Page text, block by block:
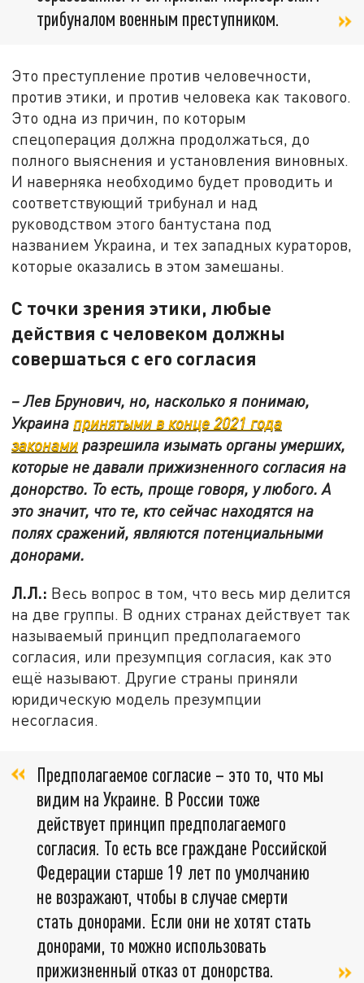
трибуналом военным преступником.
Это преступление против человечности,
против этики, и против человека как такового.
Это одна из причин, по которым
спецоперация должна продолжаться, до
полного выяснения и установления виновных.
И наверняка необходимо будет проводить и
соответствующий трибунал и над
руководством этого бантустана под
названием Украина, и тех западных кураторов,
которые оказались в этом замешаны.
С точки зрения этики, любые
действия с человеком должны
совершаться с его согласия
– Лев Брунович, но, насколько я понимаю,
Украина принятыми в конце 2021 года
законами разрешила изымать органы умерших,
которые не давали прижизненного согласия на
донорство. То есть, проще говоря, у любого. А
это значит, что те, кто сейчас находятся на
полях сражений, являются потенциальными
донорами.
Л.Л.: Весь вопрос в том, что весь мир делится
на две группы. В одних странах действует так
называемый принцип предполагаемого
согласия, или презумпция согласия, как это
ещё называют. Другие страны приняли
юридическую модель презумпции
несогласия.
Предполагаемое согласие – это то, что мы
видим на Украине. В России тоже
действует принцип предполагаемого
согласия. То есть все граждане Российской
Федерации старше 19 лет по умолчанию
не возражают, чтобы в случае смерти
стать донорами. Если они не хотят стать
донорами, то можно использовать
прижизненный отказ от донорства.